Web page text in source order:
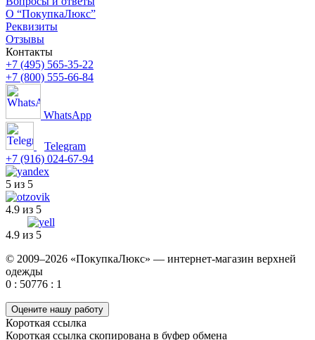
О “ПокупкаЛюкс”
Реквизиты
Отзывы
Контакты
+7 (495) 565-35-22
+7 (800) 555-66-84
WhatsApp
Telegram
+7 (916) 024-67-94
5 из 5
4.9 из 5
4.9 из 5
© 2009–2026 «ПокупкаЛюкс» — интернет-магазин верхней
одежды
0 : 50776 : 1
Оцените нашу работу
Короткая ссылка
Короткая ссылка скопирована в буфер обмена